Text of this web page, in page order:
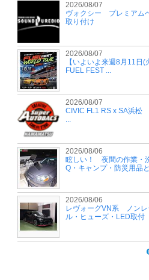
2026/08/07
ヴォクシー プレミアム
取り付け
2026/08/07
【いよいよ来週8月11日(
FUEL FEST ...
2026/08/07
CIVIC FL1 RS x SA浜松
...
2026/08/06
眩しい！ 夜間の作業・
Q・キャンプ・防災用品
2026/08/06
レヴォーグVN系 ノンレ
ル・ヒューズ・LED取